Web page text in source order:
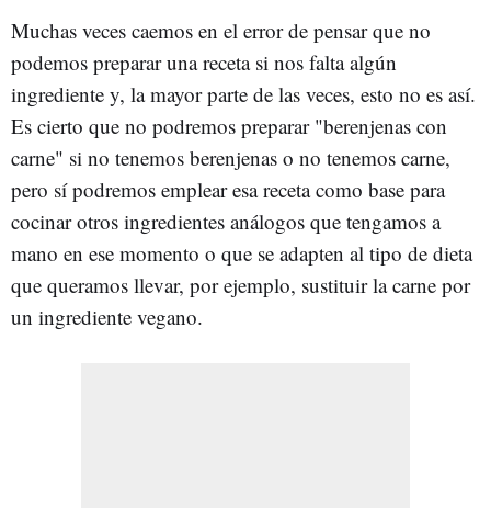
Muchas veces caemos en el error de pensar que no
podemos preparar una receta si nos falta algún
ingrediente y, la mayor parte de las veces, esto no es así.
Es cierto que no podremos preparar "berenjenas con
carne" si no tenemos berenjenas o no tenemos carne,
pero sí podremos emplear esa receta como base para
cocinar otros ingredientes análogos que tengamos a
mano en ese momento o que se adapten al tipo de dieta
que queramos llevar, por ejemplo, sustituir la carne por
un ingrediente vegano.